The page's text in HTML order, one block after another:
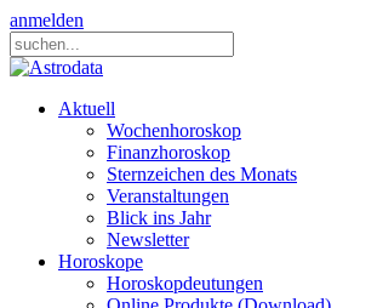
anmelden
Aktuell
Wochenhoroskop
Finanzhoroskop
Sternzeichen des Monats
Veranstaltungen
Blick ins Jahr
Newsletter
Horoskope
Horoskopdeutungen